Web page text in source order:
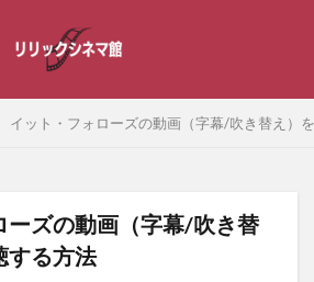
イット・フォローズの動画（字幕/吹き替え）
ーズの動画（字幕/吹き替
する方法